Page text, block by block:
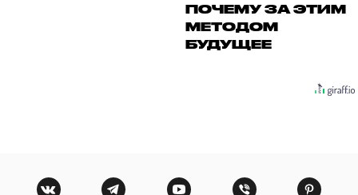
ПОЧЕМУ ЗА ЭТИМ
МЕТОДОМ
БУДУЩЕЕ